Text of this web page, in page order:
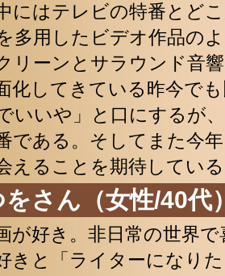
にはテレビの特番とど
多用したビデオ作品の
リーンとサラウンド音
化してきている昨今で
いいや」と口にするが
である。そしてまた今
えることを期待してい
をさん（女性/40代
が好き。非日常の世界
きと「ライターになり